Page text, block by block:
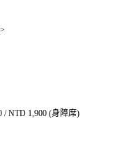
/ NTD 1,900 (身障席)